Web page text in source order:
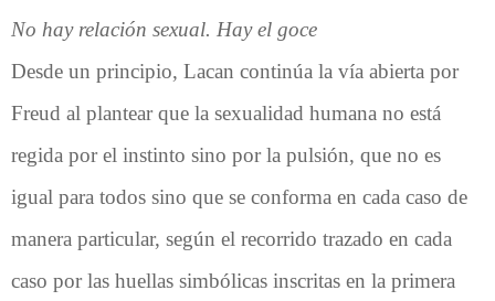
No hay relación sexual. Hay el goce
Desde un principio, Lacan continúa la vía abierta por
Freud al plantear que la sexualidad humana no está
regida por el instinto sino por la pulsión, que no es
igual para todos sino que se conforma en cada caso de
manera particular, según el recorrido trazado en cada
caso por las huellas simbólicas inscritas en la primera